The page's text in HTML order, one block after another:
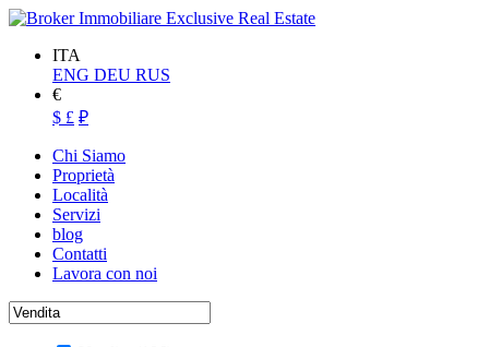
ITA
ENG DEU RUS
€
$ £ ₽
Chi Siamo
Proprietà
Località
Servizi
blog
Contatti
Lavora con noi